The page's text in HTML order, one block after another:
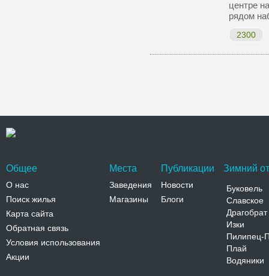
центре
рядом
2300
Общее
О нас
Поиск жилья
Карта сайта
Обратная связь
Условия использования
Акции
Места
Заведения
Магазины
Публикации
Новости
Блоги
Зимний
Буковель
Славское
Драгобрат
Изки
Пилипец-
Плай
Водяники